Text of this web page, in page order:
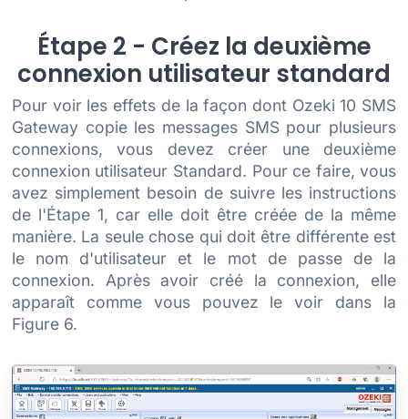
Étape 2 - Créez la deuxième
connexion utilisateur standard
Pour voir les effets de la façon dont Ozeki 10 SMS
Gateway copie les messages SMS pour plusieurs
connexions, vous devez créer une deuxième
connexion utilisateur Standard. Pour ce faire, vous
avez simplement besoin de suivre les instructions
de l'Étape 1, car elle doit être créée de la même
manière. La seule chose qui doit être différente est
le nom d'utilisateur et le mot de passe de la
connexion. Après avoir créé la connexion, elle
apparaît comme vous pouvez le voir dans la
Figure 6.